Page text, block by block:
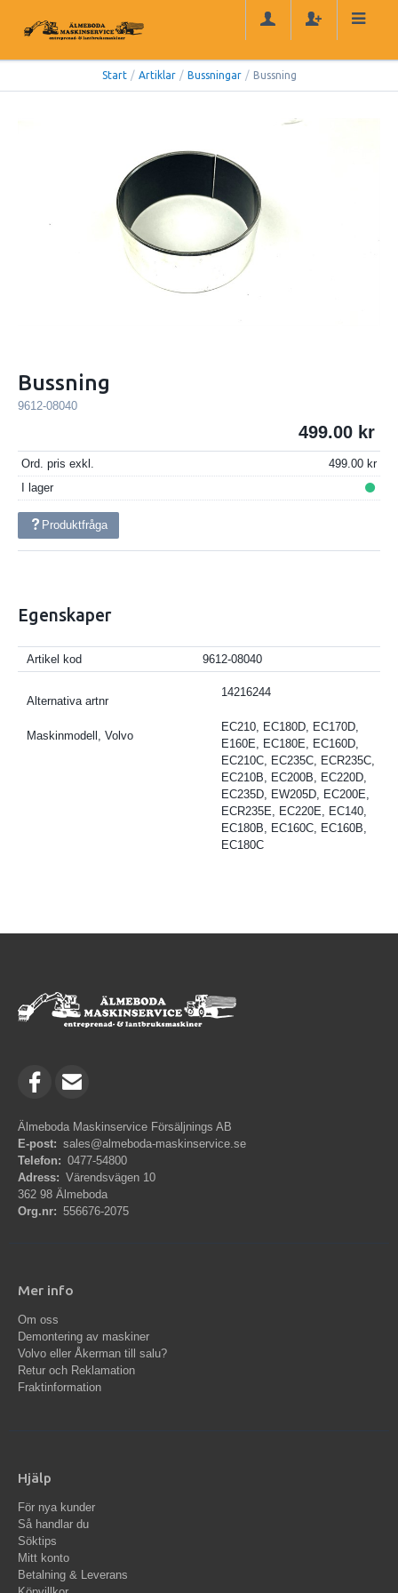
Start / Artiklar / Bussningar / Bussning
Bussning
9612-08040
499.00
Ord. pris exkl.
499.00
I lager
Produktfråga
Egenskaper
Artikel kod 9612-08040
Alternativa artnr
14216244
Maskinmodell, Volvo
EC210, EC180D, EC170D,
E160E, EC180E, EC160D,
EC210C, EC235C, ECR235C,
EC210B, EC200B, EC220D,
EC235D, EW205D, EC200E,
ECR235E, EC220E, EC140,
EC180B, EC160C, EC160B,
EC180C
Älmeboda Maskinservice Försäljnings AB
E-post: sales@almeboda-maskinservice.se
Telefon: 0477-54800
Adress: Värendsvägen 10
362 98 Älmeboda
Org.nr: 556676-2075
Mer info
Om oss
Demontering av maskiner
Volvo eller Åkerman till salu?
Retur och Reklamation
Fraktinformation
Hjälp
För nya kunder
Så handlar du
Söktips
Mitt konto
Betalning & Leverans